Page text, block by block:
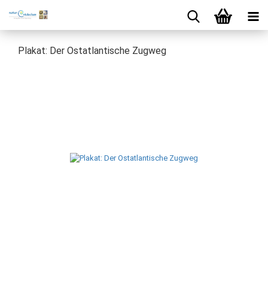
Plakat: Der Ostatlantische Zugweg